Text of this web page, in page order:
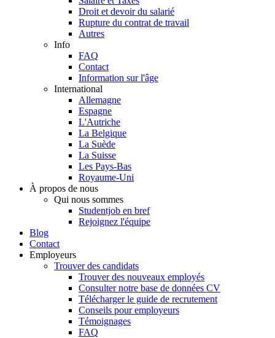
Droit et devoir du salarié
Rupture du contrat de travail
Autres
Info
FAQ
Contact
Information sur l'âge
International
Allemagne
Espagne
L'Autriche
La Belgique
La Suède
La Suisse
Les Pays-Bas
Royaume-Uni
À propos de nous
Qui nous sommes
Studentjob en bref
Rejoignez l'équipe
Blog
Contact
Employeurs
Trouver des candidats
Trouver des nouveaux employés
Consulter notre base de données CV
Télécharger le guide de recrutement
Conseils pour employeurs
Témoignages
FAQ